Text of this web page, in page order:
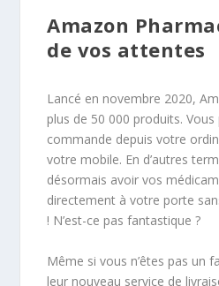
Amazon
de vos attentes
Lancé en novembre 2020,
plus de 50 000 produits.
commande depuis votre
votre mobile. En d’autres
désormais avoir vos
directement à votre porte
! N’est-ce pas fantastique ?
Même si vous n’êtes pas un
leur nouveau service de